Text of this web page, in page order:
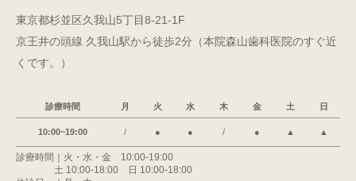
東京都杉並区久我山5丁目8-21-1F
京王井の頭線 久我山駅から徒歩2分（本院森山歯科医院のすぐ近
くです。）
診療時間 月 火 水 木 金 土 日
10:00~19:00 / ● ● / ● ▲ ▲
診療時間｜火・水・金 10:00-19:00
土 10:00-18:00 日 10:00-18:00